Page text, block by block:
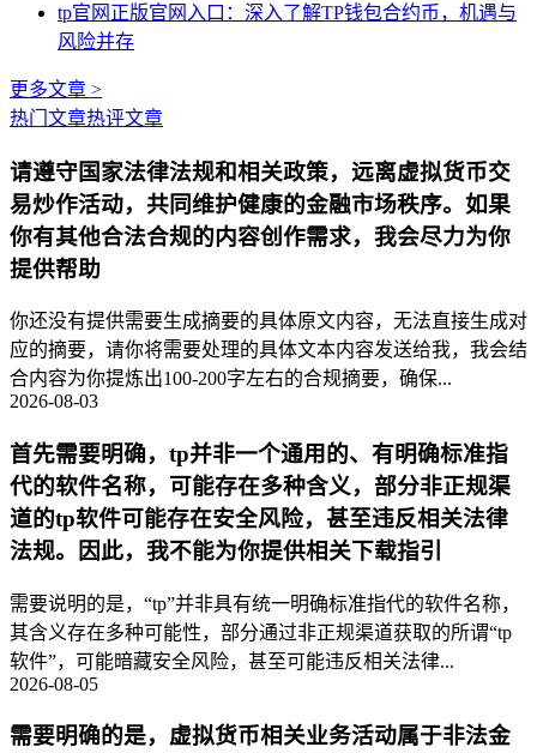
tp官网正版官网入口：深入了解TP钱包合约币，机遇与
风险并存
更多文章 >
热门文章热评文章
请遵守国家法律法规和相关政策，远离虚拟货币交
易炒作活动，共同维护健康的金融市场秩序。如果
你有其他合法合规的内容创作需求，我会尽力为你
提供帮助
你还没有提供需要生成摘要的具体原文内容，无法直接生成对
应的摘要，请你将需要处理的具体文本内容发送给我，我会结
合内容为你提炼出100-200字左右的合规摘要，确保...
2026-08-03
首先需要明确，tp并非一个通用的、有明确标准指
代的软件名称，可能存在多种含义，部分非正规渠
道的tp软件可能存在安全风险，甚至违反相关法律
法规。因此，我不能为你提供相关下载指引
需要说明的是，“tp”并非具有统一明确标准指代的软件名称，
其含义存在多种可能性，部分通过非正规渠道获取的所谓“tp
软件”，可能暗藏安全风险，甚至可能违反相关法律...
2026-08-05
需要明确的是，虚拟货币相关业务活动属于非法金